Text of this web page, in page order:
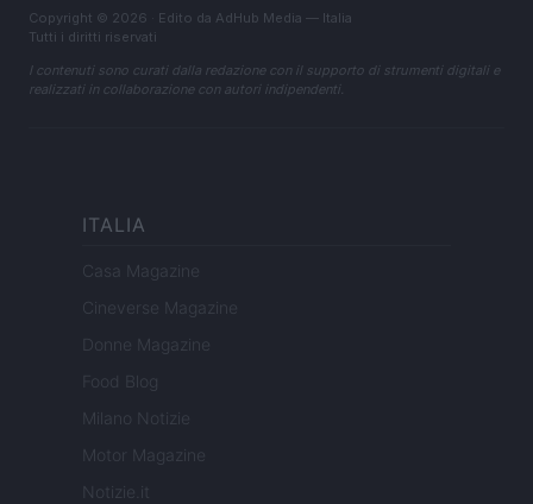
Copyright © 2026 · Edito da AdHub Media — Italia
Tutti i diritti riservati
I contenuti sono curati dalla redazione con il supporto di strumenti digitali e
realizzati in collaborazione con autori indipendenti.
ITALIA
Casa Magazine
Cineverse Magazine
Donne Magazine
Food Blog
Milano Notizie
Motor Magazine
Notizie.it